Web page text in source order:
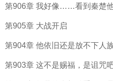
第906章 我好像……看到秦楚
第905章 大战开启
第904章 他依旧还是放不下人
第903章 这不是赐福，是诅咒